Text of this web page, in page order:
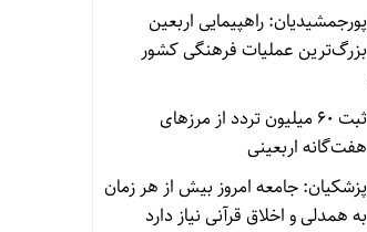
پورجمشیدیان: راهپیمایی اربعین
بزرگ‌ترین عملیات فرهنگی کشور
ثبت ۶۰ میلیون تردد از مرزهای
هفت‌گانه اربعینی
پزشکیان: جامعه امروز بیش از هر زمان
به همدلی و اخلاق قرآنی نیاز دارد